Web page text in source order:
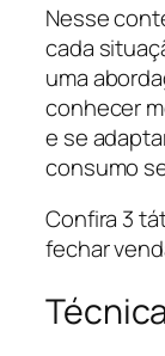
Nesse
cada
uma
conhecer
e se
consumo
Confira 3
fechar